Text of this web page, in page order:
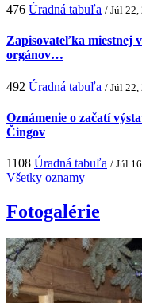
476 Úradná tabuľa / Júl 22,
Zapisovateľka miestnej
orgánov…
492 Úradná tabuľa / Júl 22,
Oznámenie o začatí
Čingov
1108 Úradná tabuľa / Júl
Všetky oznamy
Fotogalérie